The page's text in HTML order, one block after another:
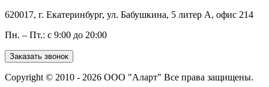
620017, г. Екатеринбург, ул. Бабушкина, 5 литер А, офис 214
Пн. – Пт.: с 9:00 до 20:00
Заказать звонок
Copyright © 2010 - 2026 ООО "Аларт" Все права защищены.